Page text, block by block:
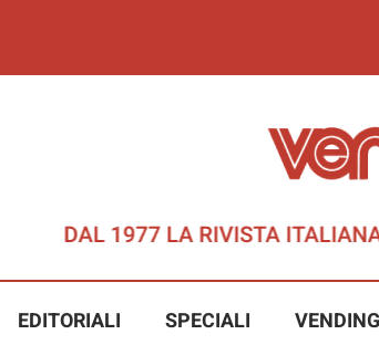
EDITORIALI SPECIALI